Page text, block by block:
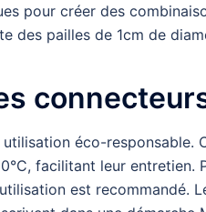
pour créer des
des pailles de 1cm de
éco-responsable.
facilitant leur entretien.
est recommandé.